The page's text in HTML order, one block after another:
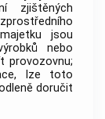
zjištěných
jsou
nebo
provozovnu;
lze toto
doručit